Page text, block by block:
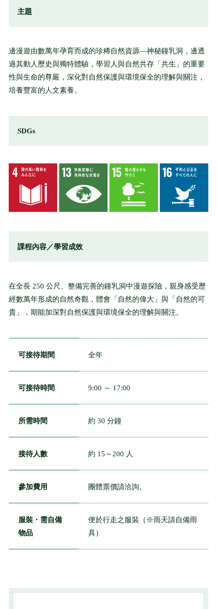
主題
邊漫遊由數萬年孕育而成的珍稀自然資源—神秘鐘乳洞，邊透
過其動人歷史與獨特體驗，學習人與自然共存「共生」的重要
性與生命的尊嚴，深化對自然保護與環境保全的理解與關注，
培養豐富的人文素養。
SDGs
課程內容／學習成效
在全長 250 公尺、整備完善的鐘乳洞中漫遊探險，親身感受歷
經數萬年形成的自然奇觀，體會「自然的偉大」與「自然的可
貴」，期能加深對自然保護與環境保全的理解與關注。
可接待期間 全年
可接待時間 9:00 ～ 17:00
所需時間 約 30 分鐘
接待人數 約 15～200 人
參加費用 團體票價請洽詢。
服裝・需自備
物品
便於行走之服裝（※雨天請自備雨
具）